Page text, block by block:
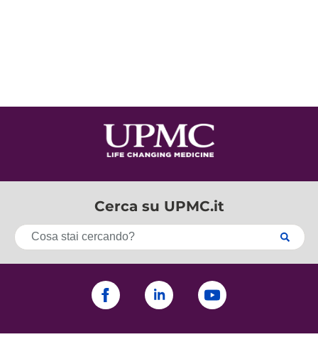
Cerca su UPMC.it